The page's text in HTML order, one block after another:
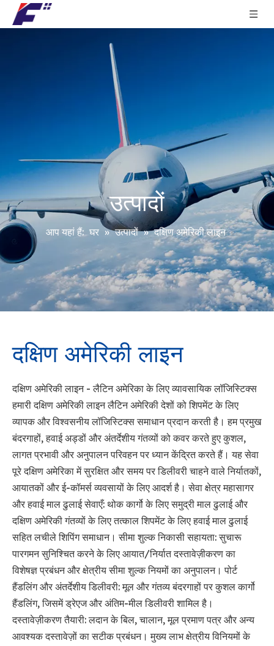
उत्पादों
आप यहां हैं: घर » उत्पादों » दक्षिण अमेरिकी लाइन
दक्षिण अमेरिकी लाइन
दक्षिण अमेरिकी लाइन - लैटिन अमेरिका के लिए व्यावसायिक लॉजिस्टिक्स
हमारी दक्षिण अमेरिकी लाइन लैटिन अमेरिकी देशों को शिपमेंट के लिए
व्यापक और विश्वसनीय लॉजिस्टिक्स समाधान प्रदान करती है। हम प्रमुख
बंदरगाहों, हवाई अड्डों और अंतर्देशीय गंतव्यों को कवर करते हुए कुशल,
लागत प्रभावी और अनुपालन परिवहन पर ध्यान केंद्रित करते हैं। यह सेवा
पूरे दक्षिण अमेरिका में सुरक्षित और समय पर डिलीवरी चाहने वाले निर्यातकों,
आयातकों और ई-कॉमर्स व्यवसायों के लिए आदर्श है। सेवा क्षेत्र महासागर
और हवाई माल ढुलाई सेवाएँ: थोक कार्गो के लिए समुद्री माल ढुलाई और
दक्षिण अमेरिकी गंतव्यों के लिए तत्काल शिपमेंट के लिए हवाई माल ढुलाई
सहित लचीले शिपिंग समाधान। सीमा शुल्क निकासी सहायता: सुचारू
पारगमन सुनिश्चित करने के लिए आयात/निर्यात दस्तावेज़ीकरण का
विशेषज्ञ प्रबंधन और क्षेत्रीय सीमा शुल्क नियमों का अनुपालन। पोर्ट
हैंडलिंग और अंतर्देशीय डिलीवरी: मूल और गंतव्य बंदरगाहों पर कुशल कार्गो
हैंडलिंग, जिसमें ड्रेएज और अंतिम-मील डिलीवरी शामिल है।
दस्तावेज़ीकरण तैयारी: लदान के बिल, चालान, मूल प्रमाण पत्र और अन्य
आवश्यक दस्तावेज़ों का सटीक प्रबंधन। मुख्य लाभ क्षेत्रीय विनियमों के